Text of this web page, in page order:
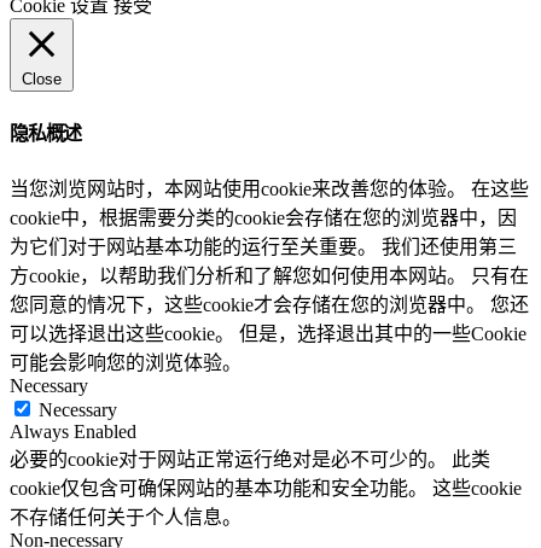
Cookie 设置 接受
Close
隐私概述
当您浏览网站时，本网站使用cookie来改善您的体验。 在这些
cookie中，根据需要分类的cookie会存储在您的浏览器中，因
为它们对于网站基本功能的运行至关重要。 我们还使用第三
方cookie，以帮助我们分析和了解您如何使用本网站。 只有在
您同意的情况下，这些cookie才会存储在您的浏览器中。 您还
可以选择退出这些cookie。 但是，选择退出其中的一些Cookie
可能会影响您的浏览体验。
Necessary
Necessary
Always Enabled
必要的cookie对于网站正常运行绝对是必不可少的。 此类
cookie仅包含可确保网站的基本功能和安全功能。 这些cookie
不存储任何关于个人信息。
Non-necessary